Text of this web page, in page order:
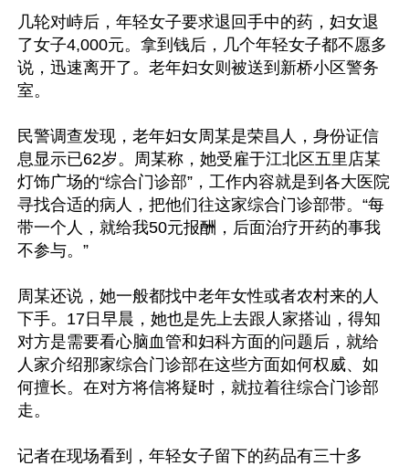
几轮对峙后，年轻女子要求退回手中的药，妇女退
了女子4,000元。拿到钱后，几个年轻女子都不愿多
说，迅速离开了。老年妇女则被送到新桥小区警务
室。
民警调查发现，老年妇女周某是荣昌人，身份证信
息显示已62岁。周某称，她受雇于江北区五里店某
灯饰广场的“综合门诊部”，工作内容就是到各大医院
寻找合适的病人，把他们往这家综合门诊部带。“每
带一个人，就给我50元报酬，后面治疗开药的事我
不参与。”
周某还说，她一般都找中老年女性或者农村来的人
下手。17日早晨，她也是先上去跟人家搭讪，得知
对方是需要看心脑血管和妇科方面的问题后，就给
人家介绍那家综合门诊部在这些方面如何权威、如
何擅长。在对方将信将疑时，就拉着往综合门诊部
走。
记者在现场看到，年轻女子留下的药品有三十多